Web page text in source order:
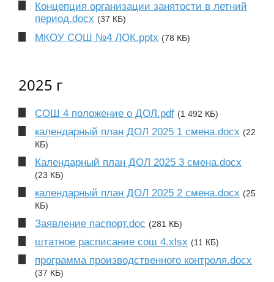
Концепция организации занятости в летний
период.docx (37 КБ)
МКОУ СОШ №4 ЛОК.pptx (78 КБ)
2025 г
СОШ 4 положение о ДОЛ.pdf (1 492 КБ)
календарный план ДОЛ 2025 1 смена.docx (22
КБ)
Календарный план ДОЛ 2025 3 смена.docx
(23 КБ)
календарный план ДОЛ 2025 2 смена.docx (25
КБ)
Заявление паспорт.doc (281 КБ)
штатное расписание сош 4.xlsx (11 КБ)
программа производственного контроля.docx
(37 КБ)